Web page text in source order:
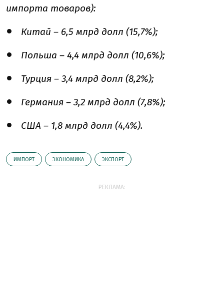
импорта товаров):
Китай – 6,5 млрд долл (15,7%);
Польша – 4,4 млрд долл (10,6%);
Турция – 3,4 млрд долл (8,2%);
Германия – 3,2 млрд долл (7,8%);
США – 1,8 млрд долл (4,4%).
ИМПОРТ ЭКОНОМИКА ЭКСПОРТ
РЕКЛАМА: